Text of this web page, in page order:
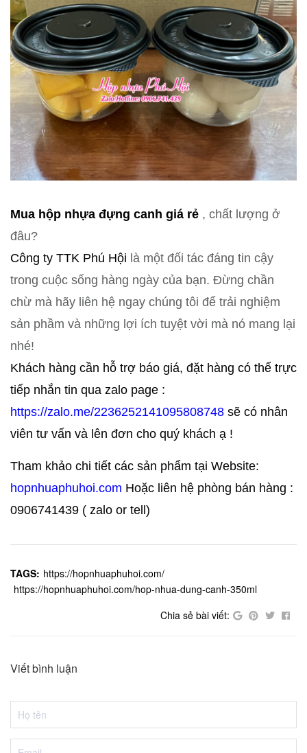
Mua hộp nhựa đựng canh giá rẻ , chất lượng ở
đâu?
Công ty TTK Phú Hội là một đối tác đáng tin cậy
trong cuộc sống hàng ngày của bạn. Đừng chần
chừ mà hãy liên hệ ngay chúng tôi để trải nghiệm
sản phầm và những lợi ích tuyệt vời mà nó mang lại
nhé!
Khách hàng cần hỗ trợ báo giá, đặt hàng có thể trực
tiếp nhắn tin qua zalo page :
https://zalo.me/2236252141095808748 sẽ có nhân
viên tư vấn và lên đơn cho quý khách ạ !
Tham khảo chi tiết các sản phẩm tại Website:
hopnhuaphuhoi.com Hoặc liên hệ phòng bán hàng :
0906741439 ( zalo or tell)
TAGS: https://hopnhuaphuhoi.com/
https://hopnhuaphuhoi.com/hop-nhua-dung-canh-350ml
Chia sẻ bài viết:
Viết bình luận